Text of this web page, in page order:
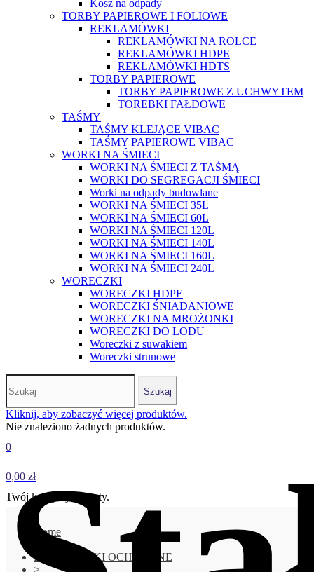
Kosz na odpady
TORBY PAPIEROWE I FOLIOWE
REKLAMÓWKI
REKLAMÓWKI NA ROLCE
REKLAMÓWKI HDPE
REKLAMÓWKI HDTS
TORBY PAPIEROWE
TORBY PAPIEROWE Z UCHWYTEM
TOREBKI FAŁDOWE
TAŚMY
TAŚMY KLEJĄCE VIBAC
TAŚMY PAPIEROWE VIBAC
WORKI NA ŚMIECI
WORKI NA ŚMIECI Z TAŚMĄ
WORKI DO SEGREGACJI ŚMIECI
Worki na odpady budowlane
WORKI NA ŚMIECI 35L
WORKI NA ŚMIECI 60L
WORKI NA ŚMIECI 120L
WORKI NA ŚMIECI 140L
WORKI NA ŚMIECI 160L
WORKI NA ŚMIECI 240L
WORECZKI
WORECZKI HDPE
WORECZKI ŚNIADANIOWE
WORECZKI NA MROŻONKI
WORECZKI DO LODU
Woreczki z suwakiem
Woreczki strunowe
Szukaj
Kliknij, aby zobaczyć więcej produktów.
Nie znaleziono żadnych produktów.
0
0,00 zł
Twój koszyk jest pusty.
Home
RĘKAWICZKI OCHRONNE
>